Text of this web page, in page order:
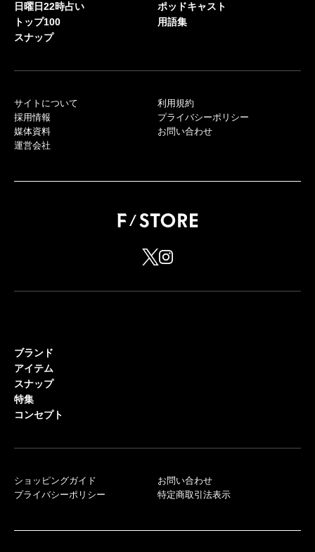
日曜日22時占い
トップ100
スナップ
ポッドキャスト
用語集
サイトについて
採用情報
媒体資料
運営会社
利用規約
プライバシーポリシー
お問い合わせ
ブランド
アイテム
スナップ
特集
コンセプト
ショッピングガイド
プライバシーポリシー
お問い合わせ
特定商取引法表示